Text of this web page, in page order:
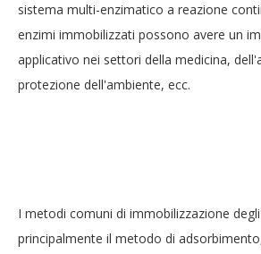
sistema multi-enzimatico a reazione
enzimi immobilizzati possono avere un
applicativo nei settori della medicina,
protezione dell'ambiente, ecc.
I metodi comuni di immobilizzazione
principalmente il metodo di